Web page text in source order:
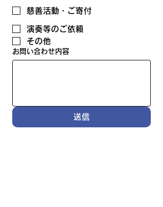
慈善活動・ご寄付
演奏等のご依頼
その他
お問い合わせ内容
送信